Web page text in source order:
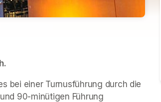
bei einer Turnusführung durch die
90-minütigen Führung